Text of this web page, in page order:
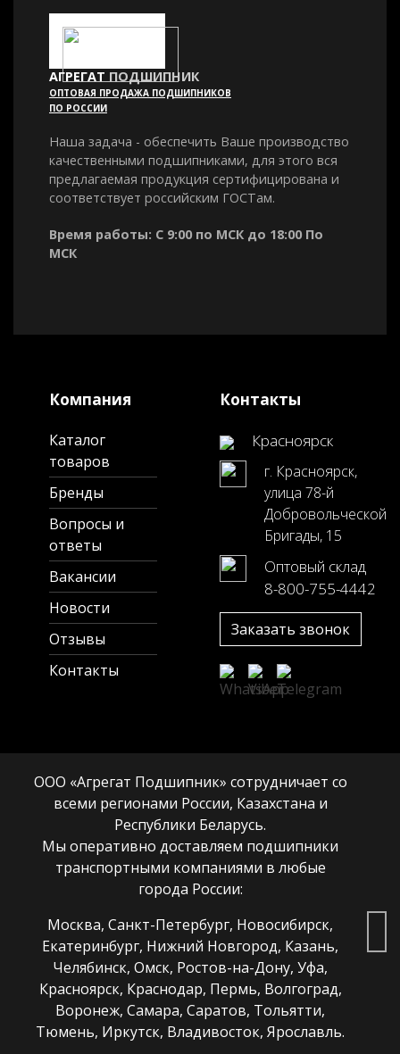
АГРЕГАТ ПОДШИПНИК
ОПТОВАЯ ПРОДАЖА ПОДШИПНИКОВ
ПО РОССИИ
Наша задача - обеспечить Ваше производство
качественными подшипниками, для этого вся
предлагаемая продукция сертифицирована и
соответствует российским ГОСТам.
Время работы: С 9:00 по МСК до 18:00 По
МСК
Компания
Каталог
товаров
Бренды
Вопросы и
ответы
Вакансии
Новости
Отзывы
Контакты
Контакты
Красноярск
г. Красноярск,
улица 78-й
Добровольческой
Бригады, 15
Оптовый склад
8-800-755-4442
Заказать звонок
ООО «Агрегат Подшипник» сотрудничает со
всеми регионами России, Казахстана и
Республики Беларусь.
Мы оперативно доставляем подшипники
транспортными компаниями в любые
города России:
Москва, Санкт-Петербург, Новосибирск,
Екатеринбург, Нижний Новгород, Казань,
Челябинск, Омск, Ростов-на-Дону, Уфа,
Красноярск, Краснодар, Пермь, Волгоград,
Воронеж, Самара, Саратов, Тольятти,
Тюмень, Иркутск, Владивосток, Ярославль.